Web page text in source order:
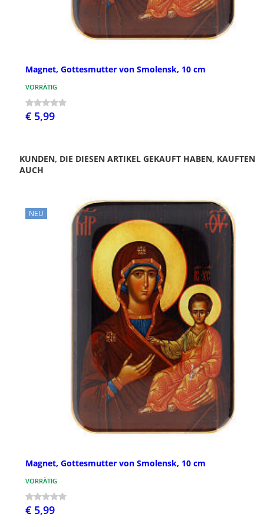
Magnet, Gottesmutter von Smolensk, 10 cm
VORRÄTIG
€ 5,99
KUNDEN, DIE DIESEN ARTIKEL GEKAUFT HABEN, KAUFTEN
AUCH
NEU
Magnet, Gottesmutter von Smolensk, 10 cm
VORRÄTIG
€ 5,99